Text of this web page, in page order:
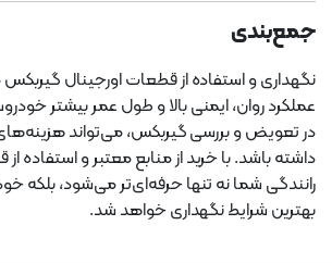
جمع‌بندی
نگهداری و استفاده از قطعات اورجینال
عملکرد روان، ایمنی بالا و طول عمر بیشتر
در تعویض و بررسی گیربکس، می‌تواند
داشته باشد. با خرید از منابع معتبر و استفاده
رانندگی شما نه تنها حرفه‌ای‌تر می‌شود، بلکه
بهترین شرایط نگهداری خواهد شد.